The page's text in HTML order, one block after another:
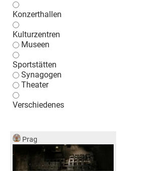
Konzerthallen
Kulturzentren
Museen
Sportstätten
Synagogen
Theater
Verschiedenes
Prag